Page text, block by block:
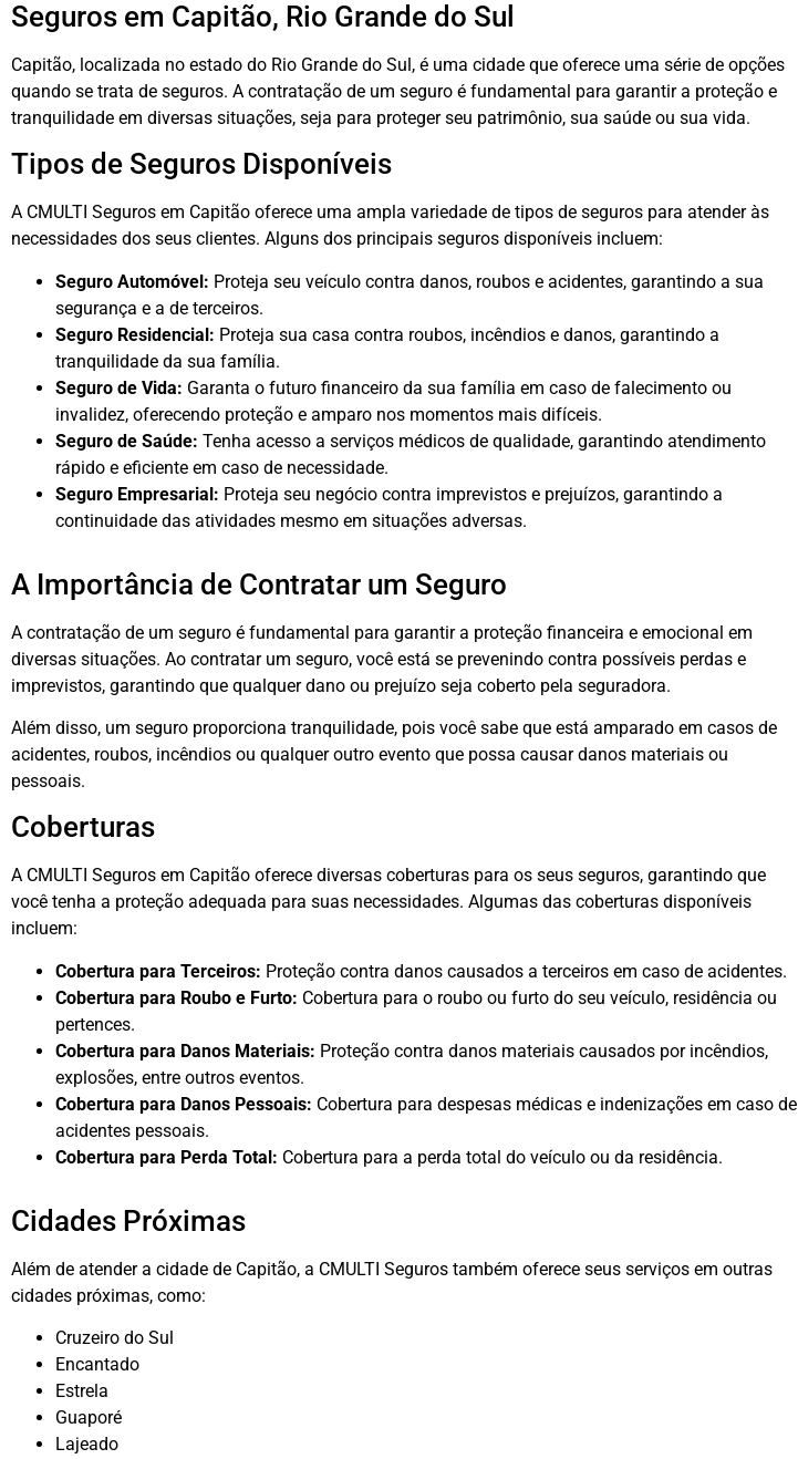
Seguros em Capitão, Rio Grande do Sul
Capitão, localizada no estado do Rio Grande do Sul, é uma cidade que oferece uma série de opções
quando se trata de seguros. A contratação de um seguro é fundamental para garantir a proteção e
tranquilidade em diversas situações, seja para proteger seu patrimônio, sua saúde ou sua vida.
Tipos de Seguros Disponíveis
A CMULTI Seguros em Capitão oferece uma ampla variedade de tipos de seguros para atender às
necessidades dos seus clientes. Alguns dos principais seguros disponíveis incluem:
Seguro Automóvel: Proteja seu veículo contra danos, roubos e acidentes, garantindo a sua
segurança e a de terceiros.
Seguro Residencial: Proteja sua casa contra roubos, incêndios e danos, garantindo a
tranquilidade da sua família.
Seguro de Vida: Garanta o futuro financeiro da sua família em caso de falecimento ou
invalidez, oferecendo proteção e amparo nos momentos mais difíceis.
Seguro de Saúde: Tenha acesso a serviços médicos de qualidade, garantindo atendimento
rápido e eficiente em caso de necessidade.
Seguro Empresarial: Proteja seu negócio contra imprevistos e prejuízos, garantindo a
continuidade das atividades mesmo em situações adversas.
A Importância de Contratar um Seguro
A contratação de um seguro é fundamental para garantir a proteção financeira e emocional em
diversas situações. Ao contratar um seguro, você está se prevenindo contra possíveis perdas e
imprevistos, garantindo que qualquer dano ou prejuízo seja coberto pela seguradora.
Além disso, um seguro proporciona tranquilidade, pois você sabe que está amparado em casos de
acidentes, roubos, incêndios ou qualquer outro evento que possa causar danos materiais ou
pessoais.
Coberturas
A CMULTI Seguros em Capitão oferece diversas coberturas para os seus seguros, garantindo que
você tenha a proteção adequada para suas necessidades. Algumas das coberturas disponíveis
incluem:
Cobertura para Terceiros: Proteção contra danos causados a terceiros em caso de acidentes.
Cobertura para Roubo e Furto: Cobertura para o roubo ou furto do seu veículo, residência ou
pertences.
Cobertura para Danos Materiais: Proteção contra danos materiais causados por incêndios,
explosões, entre outros eventos.
Cobertura para Danos Pessoais: Cobertura para despesas médicas e indenizações em caso de
acidentes pessoais.
Cobertura para Perda Total: Cobertura para a perda total do veículo ou da residência.
Cidades Próximas
Além de atender a cidade de Capitão, a CMULTI Seguros também oferece seus serviços em outras
cidades próximas, como:
Cruzeiro do Sul
Encantado
Estrela
Guaporé
Lajeado